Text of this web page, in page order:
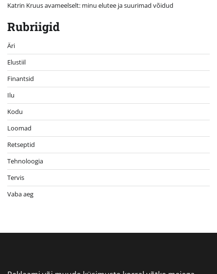
Katrin Kruus avameelselt: minu elutee ja suurimad võidud
Rubriigid
Äri
Elustiil
Finantsid
Ilu
Kodu
Loomad
Retseptid
Tehnoloogia
Tervis
Vaba aeg